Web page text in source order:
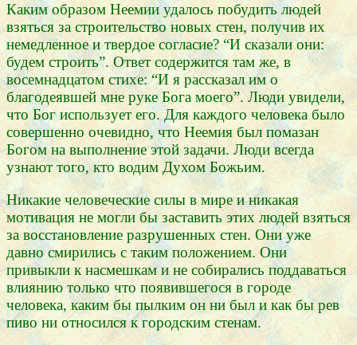
Каким образом Неемии удалось побудить людей
взяться за строительство новых стен, получив их
немедленное и твердое согласие? “И сказали они:
будем строить”. Ответ содержится там же, в
восемнадцатом стихе: “И я рассказал им о
благодеявшей мне руке Бога моего”. Люди увидели,
что Бог использует его. Для каждого человека было
совершенно очевидно, что Неемия был помазан
Богом на выполнение этой задачи. Люди всегда
узнают того, кто водим Духом Божьим.
Никакие человеческие силы в мире и никакая
мотивация не могли бы заставить этих людей взяться
за восстановление разрушенных стен. Они уже
давно смирились с таким положением. Они
привыкли к насмешкам и не собирались поддаваться
влиянию только что появившегося в городе
человека, каким бы пылким он ни был и как бы рев
пиво ни относился к городским стенам.